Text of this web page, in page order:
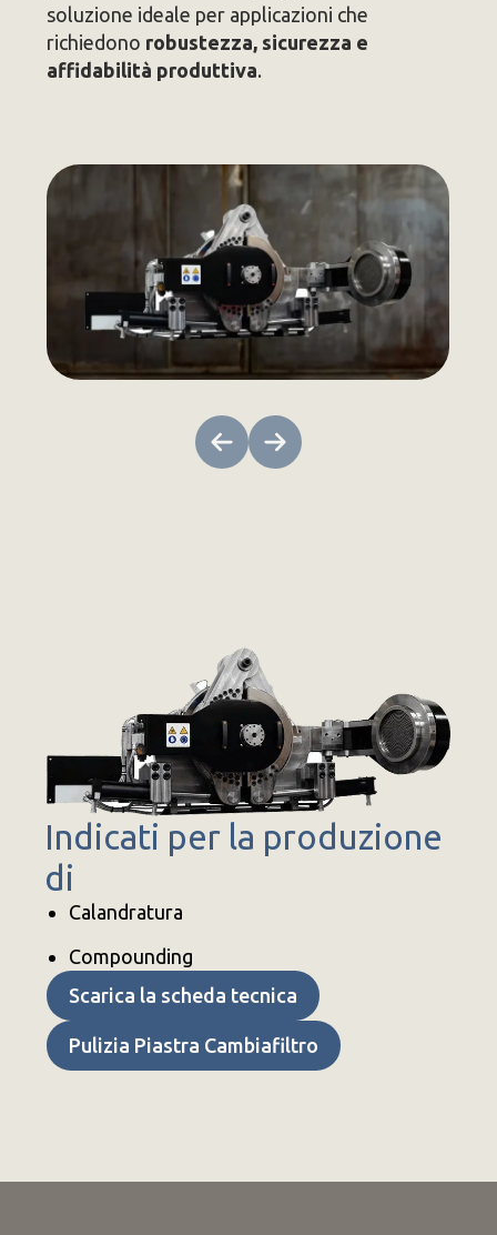
soluzione ideale per applicazioni che
richiedono robustezza, sicurezza e
affidabilità produttiva.
Indicati per la produzione
di
Calandratura
Compounding
Scarica la scheda tecnica
Pulizia Piastra Cambiafiltro